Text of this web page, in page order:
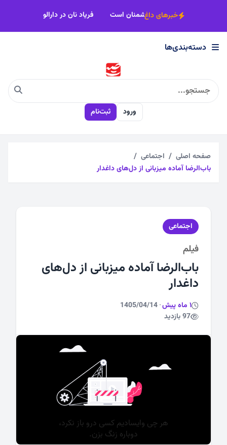
×
دسته‌بندی‌ها
اجتماعی
چندرسانه
فرهنگی
ورزشی
خبرهای داغ
وحدت، شرط اصلی پیشرفت و شکست دشمنان است فریاد نان در
دسته‌بندی‌ها
ورود ثبت‌نام
صفحه اصلی
اجتماعی
باب‌الرضا آماده میزبانی از دل‌های داغدار
اجتماعی
فیلم
باب‌الرضا آماده میزبانی از دل‌های
داغدار
1 ماه پیش ·
1405/04/14
97 بازدید